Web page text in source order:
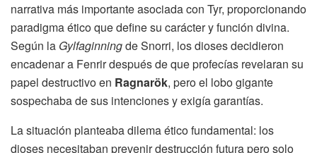
narrativa más importante asociada con Tyr, proporcionando
paradigma ético que define su carácter y función divina.
Según la Gylfaginningde Snorri, los dioses decidieron
encadenar a Fenrir después de que profecías revelaran su
papel destructivo en Ragnarök, pero el lobo gigante
sospechaba de sus intenciones y exigía garantías.
La situación planteaba dilema ético fundamental: los
dioses necesitaban prevenir destrucción futura pero solo